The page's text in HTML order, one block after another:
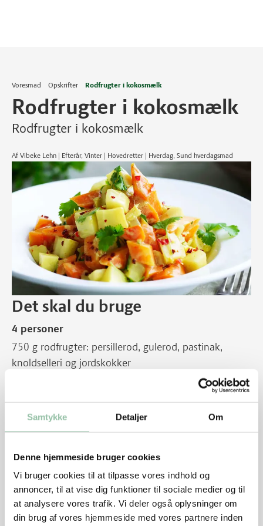
Samtykke Detaljer Om
Denne hjemmeside bruger cookies
Vi bruger cookies til at tilpasse vores indhold og
annoncer, til at vise dig funktioner til sociale medier og til
at analysere vores trafik. Vi deler også oplysninger om
din brug af vores hjemmeside med vores partnere inden
Voresmad Opskrifter Rodfrugter i kokosmælk
Rodfrugter i kokosmælk
Rodfrugter i kokosmælk
Af Vibeke Lehn | Efterår, Vinter | Hovedretter | Hverdag, Sund hverdagsmad
Det skal du bruge
4 personer
750 g rodfrugter: persillerod, gulerod, pastinak,
knoldselleri og jordskokker
20 g friskhakket ingefær
1 udkernet, finthakket rød chili
1 tsk karry
1 dåse kokosmælk
Evt. grøntbouillon
Salt og peber
Frisk koriander